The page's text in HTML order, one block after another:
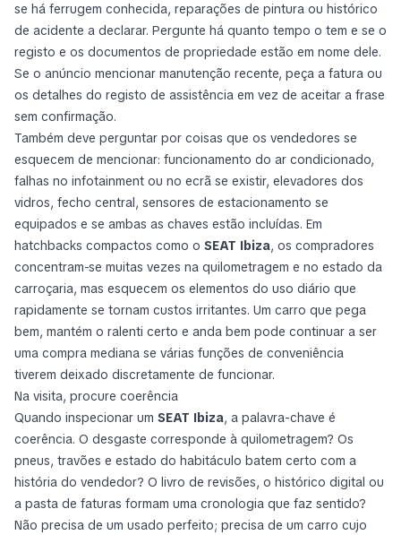
se há ferrugem conhecida, reparações de pintura ou histórico
de acidente a declarar. Pergunte há quanto tempo o tem e se o
registo e os documentos de propriedade estão em nome dele.
Se o anúncio mencionar manutenção recente, peça a fatura ou
os detalhes do registo de assistência em vez de aceitar a frase
sem confirmação.
Também deve perguntar por coisas que os vendedores se
esquecem de mencionar: funcionamento do ar condicionado,
falhas no infotainment ou no ecrã se existir, elevadores dos
vidros, fecho central, sensores de estacionamento se
equipados e se ambas as chaves estão incluídas. Em
hatchbacks compactos como o SEAT Ibiza, os compradores
concentram-se muitas vezes na quilometragem e no estado da
carroçaria, mas esquecem os elementos do uso diário que
rapidamente se tornam custos irritantes. Um carro que pega
bem, mantém o ralenti certo e anda bem pode continuar a ser
uma compra mediana se várias funções de conveniência
tiverem deixado discretamente de funcionar.
Na visita, procure coerência
Quando inspecionar um SEAT Ibiza, a palavra-chave é
coerência. O desgaste corresponde à quilometragem? Os
pneus, travões e estado do habitáculo batem certo com a
história do vendedor? O livro de revisões, o histórico digital ou
a pasta de faturas formam uma cronologia que faz sentido?
Não precisa de um usado perfeito; precisa de um carro cujo